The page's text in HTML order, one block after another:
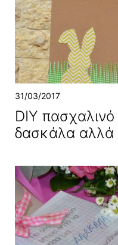
31/03/2017
DIY
δασκάλα αλλά